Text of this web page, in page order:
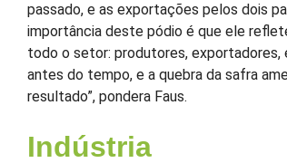
passado, e as exportações pelos dois
importância deste pódio é que ele
todo o setor: produtores, exportadores,
antes do tempo, e a quebra da safra
resultado”, pondera Faus.
Indústria